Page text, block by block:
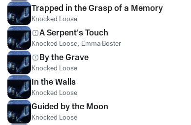
Trapped in the Grasp of a Memory
Knocked Loose
A Serpent's Touch
Knocked Loose, Emma Boster
By the Grave
Knocked Loose
In the Walls
Knocked Loose
Guided by the Moon
Knocked Loose